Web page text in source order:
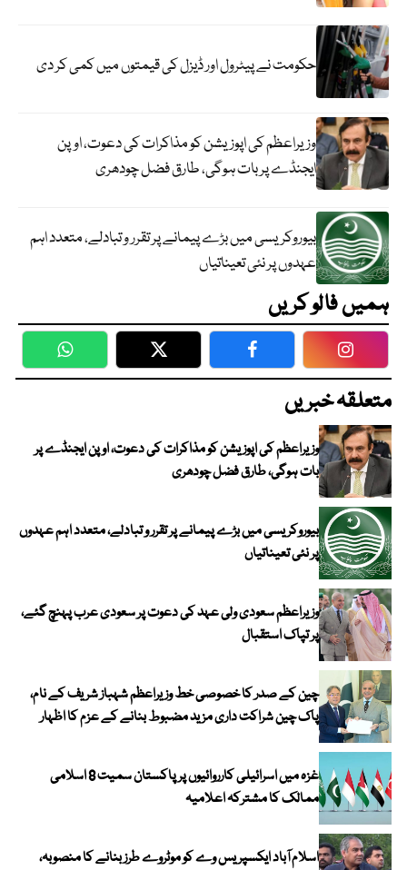
حکومت نے پیٹرول اور ڈیزل کی قیمتوں میں کمی کر دی
وزیراعظم کی اپوزیشن کو مذاکرات کی دعوت، اوپن
ایجنڈے پر بات ہوگی، طارق فضل چودھری
بیوروکریسی میں بڑے پیمانے پر تقرر و تبادلے، متعدد اہم
عہدوں پر نئی تعیناتیاں
ہمیں فالو کریں
WhatsApp Twitter Facebook
متعلقہ خبریں
وزیراعظم کی اپوزیشن کو مذاکرات کی دعوت، اوپن ایجنڈے پر
بات ہوگی، طارق فضل چودھری
بیوروکریسی میں بڑے پیمانے پر تقرر و تبادلے، متعدد اہم عہدوں
پر نئی تعیناتیاں
وزیراعظم سعودی ولی عہد کی دعوت پر سعودی عرب پہنچ گئے،
پر تپاک استقبال
چین کے صدر کا خصوصی خط وزیراعظم شہباز شریف کے نام،
پاک چین شراکت داری مزید مضبوط بنانے کے عزم کا اظہار
غزہ میں اسرائیلی کارروائیوں پر پاکستان سمیت 8 اسلامی
ممالک کا مشترکہ اعلامیہ
اسلام آباد ایکسپریس وے کو موٹروے طرز بنانے کا منصوبہ،